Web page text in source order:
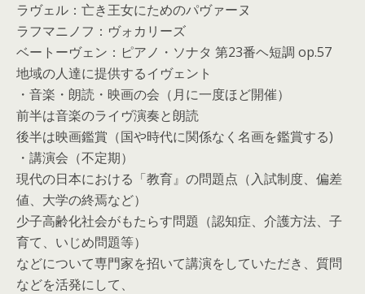
ラヴェル：亡き王女にためのパヴァーヌ
ラフマニノフ：ヴォカリーズ
ベートーヴェン：ピアノ・ソナタ 第23番ヘ短調 op.57
地域の人達に提供するイヴェント
・音楽・朗読・映画の会（月に一度ほど開催）
前半は音楽のライヴ演奏と朗読
後半は映画鑑賞（国や時代に関係なく名画を鑑賞する)
・講演会（不定期）
現代の日本における「教育』の問題点（入試制度、偏差
値、大学の終焉など）
少子高齢化社会がもたらす問題（認知症、介護方法、子
育て、いじめ問題等）
などについて専門家を招いて講演をしていただき、質問
などを活発にして、